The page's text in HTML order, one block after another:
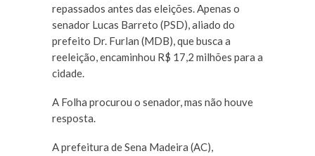
repassados antes das eleições. Apenas o
senador Lucas Barreto (PSD), aliado do
prefeito Dr. Furlan (MDB), que busca a
reeleição, encaminhou R$ 17,2 milhões para a
cidade.
A Folha procurou o senador, mas não houve
resposta.
A prefeitura de Sena Madeira (AC),